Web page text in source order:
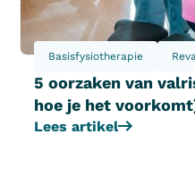
Basisfysiotherapie
5 oorzaken van
hoe je het
Lees artikel